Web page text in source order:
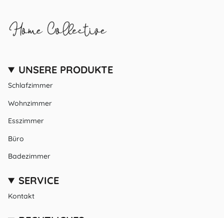
UNSERE PRODUKTE
Schlafzimmer
Wohnzimmer
Esszimmer
Büro
Badezimmer
SERVICE
Kontakt